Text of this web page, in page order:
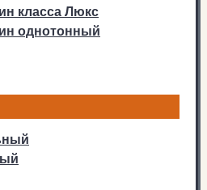
класса Люкс
однотонный